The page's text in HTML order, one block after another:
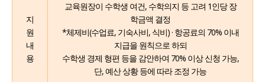
지
원
내
용
교육원장이 수학생 여건, 수학의지 등 고려 1인당 장
학금액 결정
*체제비(수업료, 기숙사비, 식비) · 항공료의 70% 이내
지급을 원칙으로 하되
수학생 경제 형편 등을 감안하여 70% 이상 신청 가능,
단, 예산 상황 등에 따라 조정 가능